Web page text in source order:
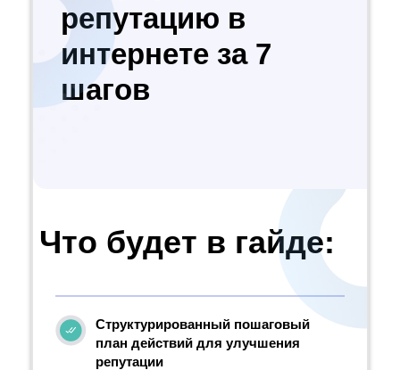
репутацию в
интернете за 7
шагов
Что будет в гайде:
Структурированный пошаговый
план действий для улучшения
репутации